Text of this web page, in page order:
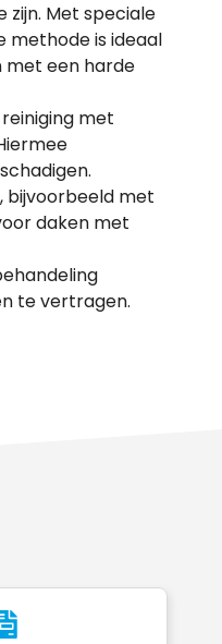
zijn. Met speciale
methode is ideaal
met een harde
met
bijvoorbeeld met
daken met
te vertragen.